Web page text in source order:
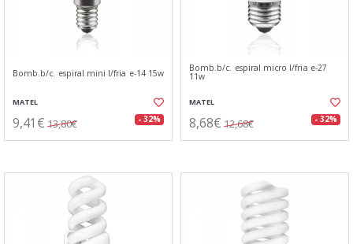
Bomb.b/c. espiral mini l/fria e-14 15w
MATEL
9,41€ 13,80€ - 32%
Bomb.b/c. espiral micro l/fria e-27
11w
MATEL
8,68€ 12,68€ - 32%